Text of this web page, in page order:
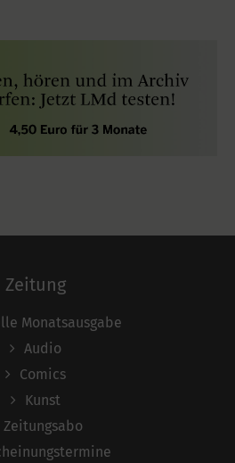
Zeitung
Monatsausgabe
Audio
Comics
Kunst
Zeitungsabo